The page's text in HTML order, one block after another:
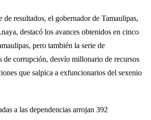
resultados, el gobernador de Tamaulipas,
destacó los avances obtenidos en cinco
pero también la serie de
de corrupción, desvío millonario de recursos
que salpica a exfuncionarios del sexenio
a las dependencias arrojan 392